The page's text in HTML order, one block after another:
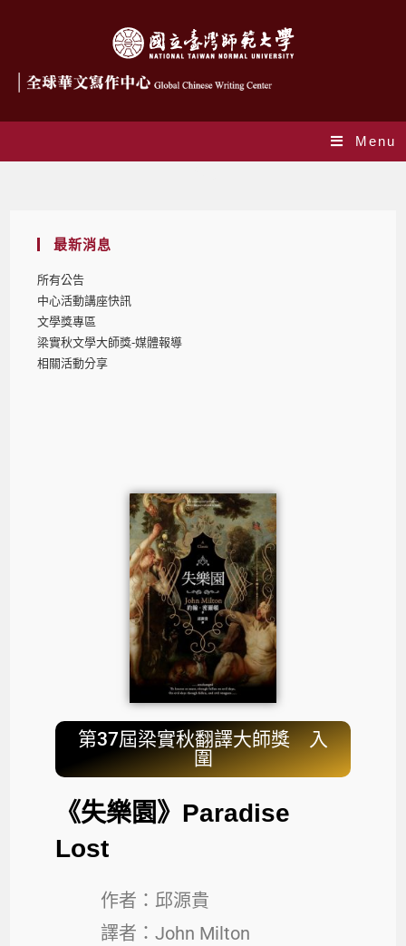
Menu
最新消息
所有公告
中心活動講座快訊
文學獎專區
梁實秋文學大師獎-媒體報導
相關活動分享
第37屆梁實秋翻譯大師獎 入
圍
《失樂園》 Paradise
Lost
作者：邱源貴
譯者：John Milton